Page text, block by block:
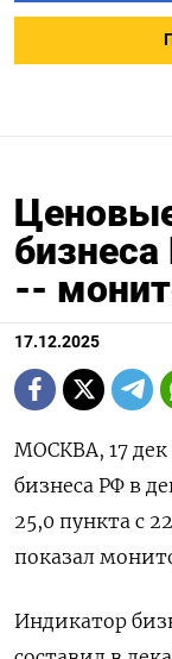
--
17.12.2025
МОСКВА, 17
бизнеса РФ в
25,0 пункта с
показал
Индикатор